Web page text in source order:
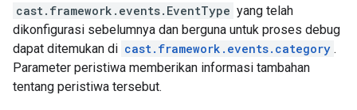
cast.framework.events.EventType yang telah
dikonfigurasi sebelumnya dan berguna untuk proses debug
dapat ditemukan di cast.framework.events.category .
Parameter peristiwa memberikan informasi tambahan
tentang peristiwa tersebut.